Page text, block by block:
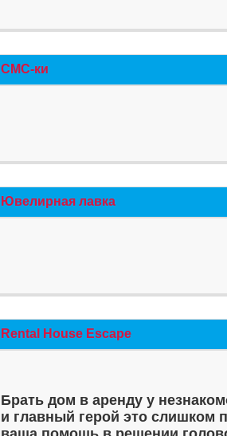
СМС-ки
Ювелирная лавка
Rental House Escape
Брать дом в аренду у
и главный герой это слишком